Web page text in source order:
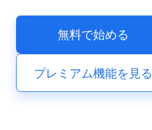
無料で始める
プレミアム機能を見る